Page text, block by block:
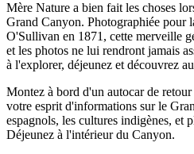
Mère Nature a bien fait les choses
Grand Canyon. Photographiée pour
O'Sullivan en 1871, cette merveille
et les photos ne lui rendront jamais
à l'explorer, déjeunez et découvrez
Montez à bord d'un autocar de
votre esprit d'informations sur le
espagnols, les cultures indigènes, et
Déjeunez à l'intérieur du Canyon.